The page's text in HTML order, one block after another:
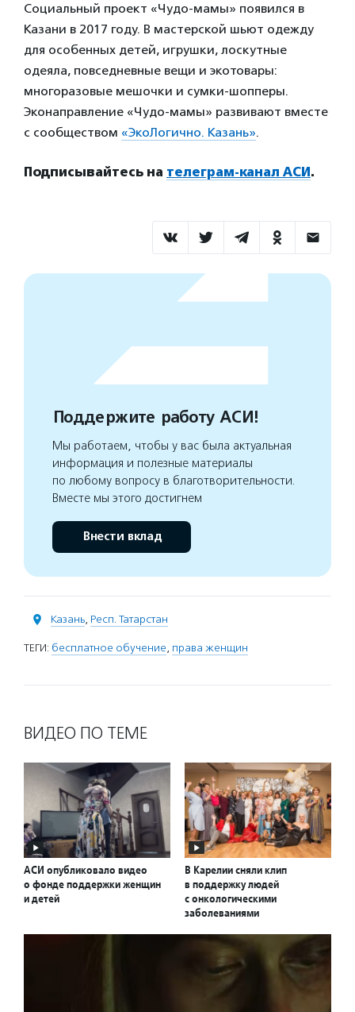
Социальный проект «Чудо-мамы» появился в
Казани в 2017 году. В мастерской шьют одежду
для особенных детей, игрушки, лоскутные
одеяла, повседневные вещи и экотовары:
многоразовые мешочки и сумки-шопперы.
Эконаправление «Чудо-мамы» развивают вместе
с сообществом «ЭкоЛогично. Казань».
Подписывайтесь на телеграм-канал АСИ .
Поддержите работу АСИ!
Мы работаем, чтобы у вас была актуальная
информация и полезные материалы
по любому вопросу в благотворительности.
Вместе мы этого достигнем
Внести вклад
Казань, Респ. Татарстан
ТЕГИ: бесплатное обучение, права женщин
ВИДЕО ПО ТЕМЕ
АСИ опубликовало видео
о фонде поддержки женщин
и детей
В Карелии сняли клип
в поддержку людей
с онкологическими
заболеваниями